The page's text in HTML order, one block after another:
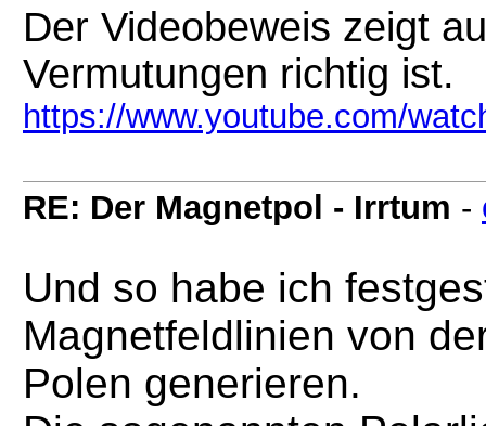
Der Videobeweis zeigt
Vermutungen richtig ist.
https://www.youtube.com/
RE: Der Magnetpol - Irrtum -
Und so habe ich
Magnetfeldlinien von
Polen generieren.